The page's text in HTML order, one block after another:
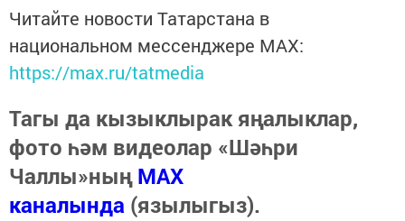
Читайте новости Татарстана в
национальном мессенджере MАХ:
https://max.ru/tatmedia
Тагы да кызыклырак яңалыклар,
фото һәм видеолар «Шәһри
Чаллы»ныңMAX
каналында (язылыгыз).